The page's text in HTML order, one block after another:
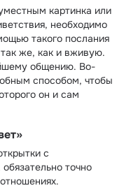
картинка или
необходимо
такого послания
же, как и вживую.
общению. Во-
способом, чтобы
он и сам
с
точно